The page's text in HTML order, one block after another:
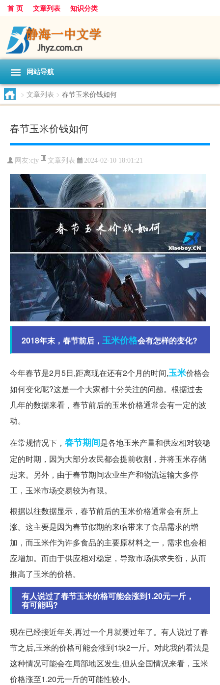
首 页 文章列表 知识分类
网站导航
> 文章列表 > 春节玉米价钱如何
春节玉米价钱如何
网友:cjy 文章列表 2024-02-10 18:01:21
2018年末，春节前后， 玉米价格会有怎样的变化?
今年春节是2月5日,距离现在还有2个月的时间,玉米价格会
如何变化呢?这是一个大家都十分关注的问题。根据过去
几年的数据来看，春节前后的玉米价格通常会有一定的波
动。
在常规情况下， 春节期间是各地玉米产量和供应相对较稳
定的时期，因为大部分农民都会提前收割，并将玉米存储
起来。另外，由于春节期间农业生产和物流运输大多停
工，玉米市场交易较为有限。
根据以往数据显示，春节前后的玉米价格通常会有所上
涨。这主要是因为春节假期的来临带来了食品需求的增
加，而玉米作为许多食品的主要原材料之一，需求也会相
应增加。而由于供应相对稳定，导致市场供求失衡，从而
推高了玉米的价格。
有人说过了春节玉米价格可能会涨到1.20元一斤，
有可能吗?
现在已经接近年关,再过一个月就要过年了。有人说过了春
节之后,玉米的价格可能会涨到1块2一斤。对此我的看法是
这种情况可能会在局部地区发生,但从全国情况来看，玉米
价格涨至1.20元一斤的可能性较小。